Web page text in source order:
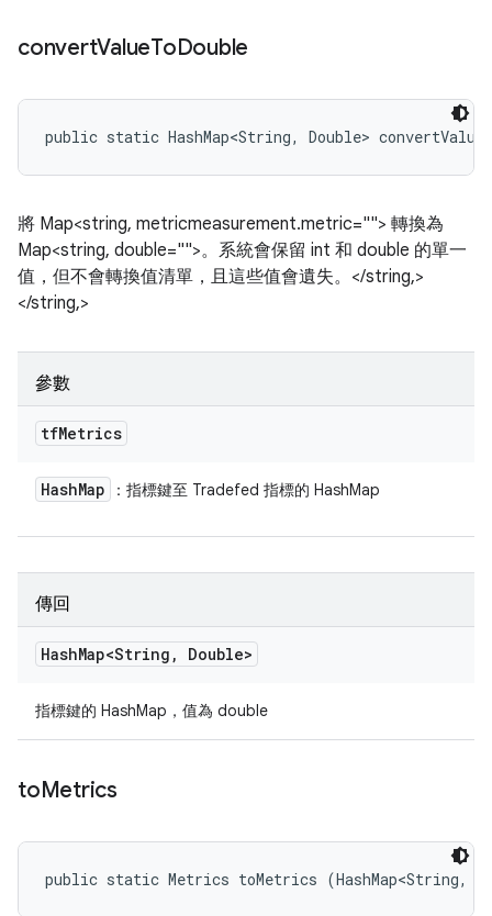
convertValueToDouble
public static HashMap<String, Double>
將 Map<string, metricmeasurement.metric=""> 轉換為
Map<string, double="">。系統會保留 int 和 double 的單一
值，但不會轉換值清單，且這些值會遺失。</string,>
</string,>
參數
tfMetrics
HashMap ：指標鍵至 Tradefed 指標的 HashMap
傳回
HashMap<String , Double>
指標鍵的 HashMap，值為 double
toMetrics
public static Metrics toMetrics (HashMap<String,